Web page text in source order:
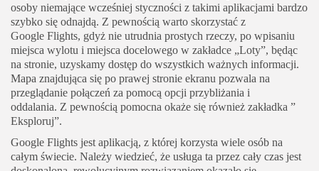
osoby niemające wcześniej styczności z takimi aplikacjami bardzo
szybko się odnajdą. Z pewnością warto skorzystać z
Google Flights, gdyż nie utrudnia prostych rzeczy, po wpisaniu
miejsca wylotu i miejsca docelowego w zakładce „Loty”, będąc
na stronie, uzyskamy dostęp do wszystkich ważnych informacji.
Mapa znajdująca się po prawej stronie ekranu pozwala na
przeglądanie połączeń za pomocą opcji przybliżania i
oddalania. Z pewnością pomocna okaże się również zakładka ”
Eksploruj”.
Google Flights jest aplikacją, z której korzysta wiele osób na
całym świecie. Należy wiedzieć, że usługa ta przez cały czas jest